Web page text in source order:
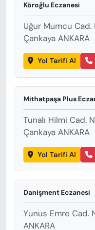
Köroğlu Eczanesi
Uğur Mumcu
Çankaya ANKARA
Yol Tarifi Al
Mithatpaşa Plus
Tunalı Hilmi Cad.
Çankaya ANKARA
Yol Tarifi Al
Danişment Eczanesi
Yunus Emre Cad.
ANKARA